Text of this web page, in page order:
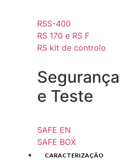
RSS-400
RS 170 e RS F
RS kit de controlo
Segurança
e Teste
SAFE EN
SAFE BOX
CARACTERIZAÇÃO